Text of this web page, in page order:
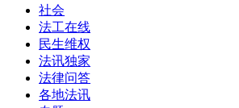
社会
法工在线
民生维权
法讯独家
法律问答
各地法讯